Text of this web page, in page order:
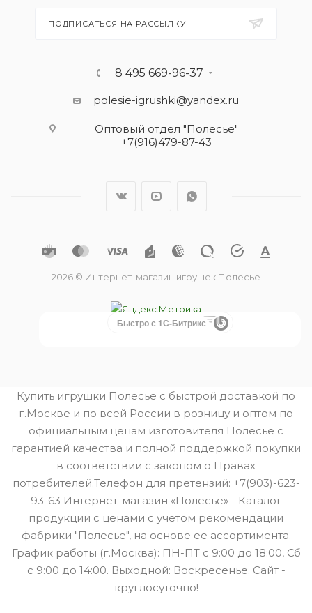
ПОДПИСАТЬСЯ НА РАССЫЛКУ
8 495 669-96-37
polesie-igrushki@yandex.ru
Оптовый отдел "Полесье"
+7(916)479-87-43
2026 © Интернет-магазин игрушек Полесье
Быстро с 1С-Битрикс
Купить игрушки Полесье с быстрой доставкой по
г.Москве и по всей России в розницу и оптом по
официальным ценам изготовителя Полесье с
гарантией качества и полной поддержкой покупки
в соответствии с законом о Правах
потребителей.Телефон для претензий: +7(903)-623-
93-63 Интернет-магазин «Полесье» - Каталог
продукции с ценами с учетом рекомендации
фабрики "Полесье", на основе ее ассортимента.
График работы (г.Москва): ПН-ПТ с 9:00 до 18:00, Сб
с 9:00 до 14:00. Выходной: Воскресенье. Сайт -
круглосуточно!